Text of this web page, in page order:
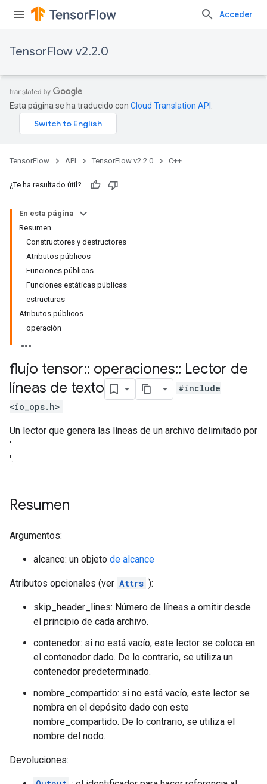
Acceder
TensorFlow v2.2.0
Esta página se ha traducido con Cloud Translation API
TensorFlow API TensorFlow v2.2.0 C++
¿Te ha resultado útil?
En esta página
Resumen
Constructores y destructores
Atributos públicos
Funciones públicas
Funciones estáticas públicas
estructuras
Atributos públicos
operación
flujo tensor:: operaciones:: Lector de
líneas de texto
#include
<io_ops.h>
Un lector que genera las líneas de un archivo delimitado por
'
'.
Resumen
Argumentos:
alcance: un objeto de alcance
Atributos opcionales (ver Attrs ):
skip_header_lines: Número de líneas a omitir desde
el principio de cada archivo.
contenedor: si no está vacío, este lector se coloca en
el contenedor dado. De lo contrario, se utiliza un
contenedor predeterminado.
nombre_compartido: si no está vacío, este lector se
nombra en el depósito dado con este
nombre_compartido. De lo contrario, se utiliza el
nombre del nodo.
Devoluciones: